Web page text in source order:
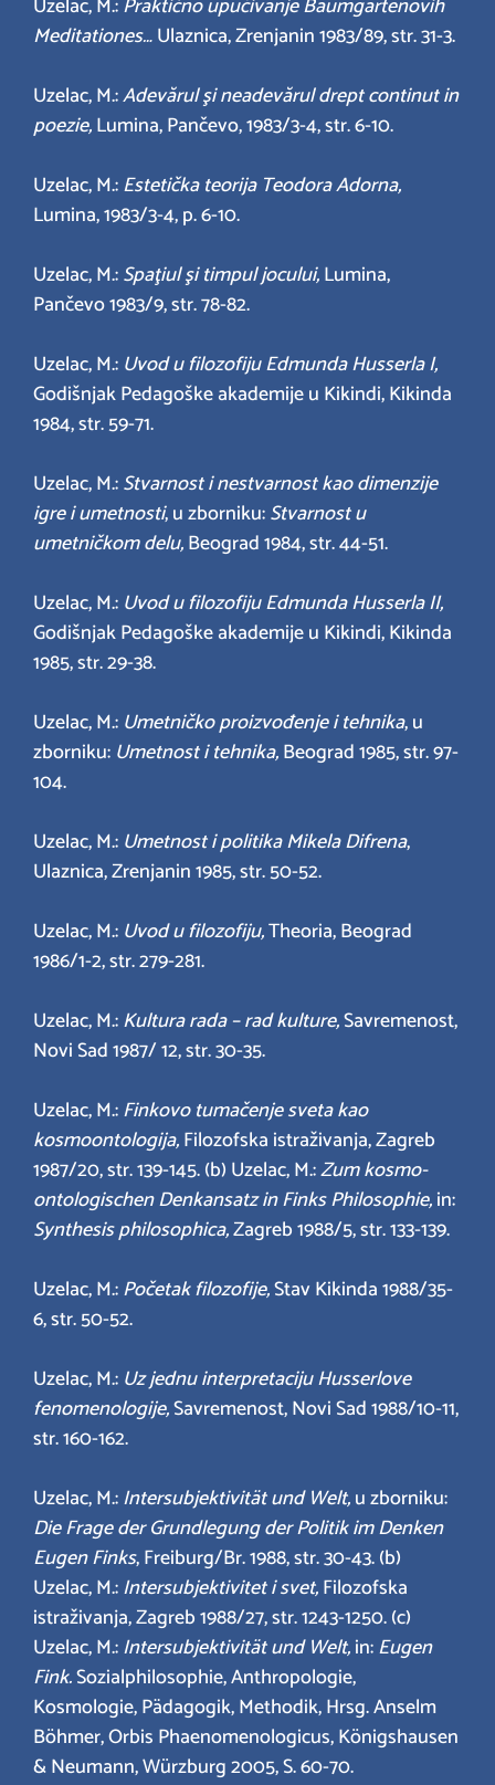
Uzelac, M.:Praktično upućivanje Baumgartenovih
Meditationes…Ulaznica, Zrenjanin 1983/89, str. 31-3.
Uzelac, M.:Adevărul şi neadevărul drept continut in
poezie,Lumina, Pančevo, 1983/3-4, str. 6-10.
Uzelac, M.:Estetička teorija Teodora Adorna,
Lumina, 1983/3-4, p. 6-10.
Uzelac, M.:Spaţiul şi timpul jocului,Lumina,
Pančevo 1983/9, str. 78-82.
Uzelac, M.: Uvod u filozofiju Edmunda Husserla I,
Godišnjak Pedagoške akademije u Kikindi, Kikinda
1984, str. 59-71.
Uzelac, M.:Stvarnost i nestvarnost kao dimenzije
igre i umetnosti, u zborniku:Stvarnost u
umetničkom delu,Beograd 1984, str. 44-51.
Uzelac, M.: Uvod u filozofiju Edmunda Husserla II,
Godišnjak Pedagoške akademije u Kikindi, Kikinda
1985, str. 29-38.
Uzelac, M.: Umetničko proizvođenje i tehnika, u
zborniku: Umetnost i tehnika,Beograd 1985, str. 97-
104.
Uzelac, M.: Umetnost i politika Mikela Difrena,
Ulaznica, Zrenjanin 1985, str. 50-52.
Uzelac, M.: Uvod u filozofiju,Theoria, Beograd
1986/1-2, str. 279-281.
Uzelac, M.:Kultura rada – rad kulture,Savremenost,
Novi Sad 1987/ 12, str. 30-35.
Uzelac, M.:Finkovo tumačenje sveta kao
kosmoontologija,Filozofska istraživanja, Zagreb
1987/20, str. 139-145. (b) Uzelac, M.:Zum kosmo-
ontologischen Denkansatz in Finks Philosophie,in:
Synthesis philosophica,Zagreb 1988/5, str. 133-139.
Uzelac, M.:Početak filozofije,Stav Kikinda 1988/35-
6, str. 50-52.
Uzelac, M.: Uz jednu interpretaciju Husserlove
fenomenologije,Savremenost, Novi Sad 1988/10-11,
str. 160-162.
Uzelac, M.:Intersubjektivität und Welt,u zborniku:
Die Frage der Grundlegung der Politik im Denken
Eugen Finks, Freiburg/Br. 1988, str. 30-43. (b)
Uzelac, M.:Intersubjektivitet i svet,Filozofska
istraživanja, Zagreb 1988/27, str. 1243-1250. (c)
Uzelac, M.:Intersubjektivität und Welt,in:Eugen
Fink.Sozialphilosophie, Anthropologie,
Kosmologie, Pädagogik, Methodik, Hrsg. Anselm
Böhmer, Orbis Phaenomenologicus, Königshausen
& Neumann, Würzburg 2005, S. 60-70.